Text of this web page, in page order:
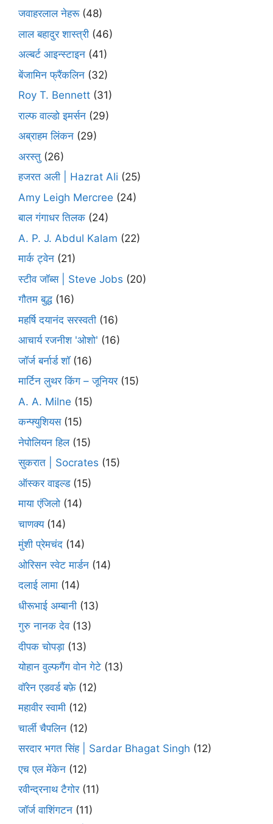
जवाहरलाल नेहरू(48)
लाल बहादुर शास्त्री (46)
अल्बर्ट आइन्स्टाइन (41)
बेंजामिन फ्रैंकलिन (32)
Roy T. Bennett (31)
राल्फ वाल्डो इमर्सन (29)
अब्राहम लिंकन (29)
अरस्तु (26)
हजरत अली | Hazrat Ali (25)
Amy Leigh Mercree (24)
बाल गंगाधर तिलक (24)
A. P. J. Abdul Kalam (22)
मार्क ट्वेन (21)
स्टीव जॉब्स | Steve Jobs (20)
गौतम बुद्ध (16)
महर्षि दयानंद सरस्वती (16)
आचार्य रजनीश 'ओशो' (16)
जॉर्ज बर्नार्ड शॉ(16)
मार्टिन लुथर किंग – जूनियर(15)
A. A. Milne (15)
कन्फ्युशियस(15)
नेपोलियन हिल(15)
सुकरात | Socrates (15)
ऑस्कर वाइल्ड(15)
माया एंजिलो (14)
चाणक्य(14)
मुंशी प्रेमचंद (14)
ओरिसन स्‍वेट मार्डन (14)
दलाई लामा (14)
धीरूभाई अम्बानी (13)
गुरु नानक देव(13)
दीपक चोपड़ा (13)
योहान वुल्फगैंग वोन गेटे (13)
वॉरेन एडवर्ड बफ़े(12)
महावीर स्वामी (12)
चार्ली चैपलिन (12)
सरदार भगत सिंह | Sardar Bhagat Singh (12)
एच एल मेंकेन (12)
रवीन्द्रनाथ टैगोर(11)
जॉर्ज वाशिंगटन (11)